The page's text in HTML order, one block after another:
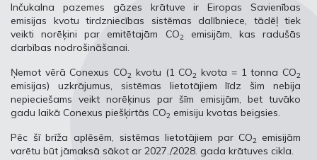
Inčukalna pazemes gāzes krātuve ir Eiropas Savienības
emisijas kvotu tirdzniecības sistēmas dalībniece, tādēļ tiek
veikti norēķini par emitētajām CO2
emisijām, kas radušās
darbības nodrošināšanai.
Ņemot vērā Conexus CO2 kvotu (1 CO2 kvota = 1 tonna CO2
emisijas) uzkrājumus, sistēmas lietotājiem līdz šim nebija
nepieciešams veikt norēķinus par šīm emisijām, bet tuvāko
gadu laikā Conexus piešķirtās CO2 emisiju kvotas beigsies.
Pēc šī brīža aplēsēm, sistēmas lietotājiem par CO2 emisijām
varētu būt jāmaksā sākot ar 2027./2028. gada krātuves cikla.